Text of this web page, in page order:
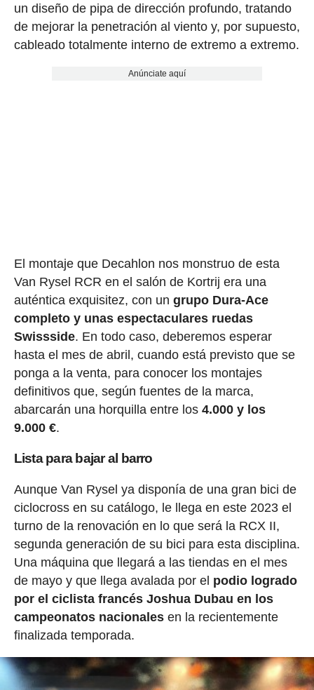
un diseño de pipa de dirección profundo, tratando
de mejorar la penetración al viento y, por supuesto,
cableado totalmente interno de extremo a extremo.
Anúnciate aquí
El montaje que Decahlon nos monstruo de esta
Van Rysel RCR en el salón de Kortrij era una
auténtica exquisitez, con un grupo Dura-Ace
completo y unas espectaculares ruedas
Swissside. En todo caso, deberemos esperar
hasta el mes de abril, cuando está previsto que se
ponga a la venta, para conocer los montajes
definitivos que, según fuentes de la marca,
abarcarán una horquilla entre los 4.000 y los
9.000 €.
Lista para bajar al barro
Aunque Van Rysel ya disponía de una gran bici de
ciclocross en su catálogo, le llega en este 2023 el
turno de la renovación en lo que será la RCX II,
segunda generación de su bici para esta disciplina.
Una máquina que llegará a las tiendas en el mes
de mayo y que llega avalada por el podio logrado
por el ciclista francés Joshua Dubau en los
campeonatos nacionalesen la recientemente
finalizada temporada.